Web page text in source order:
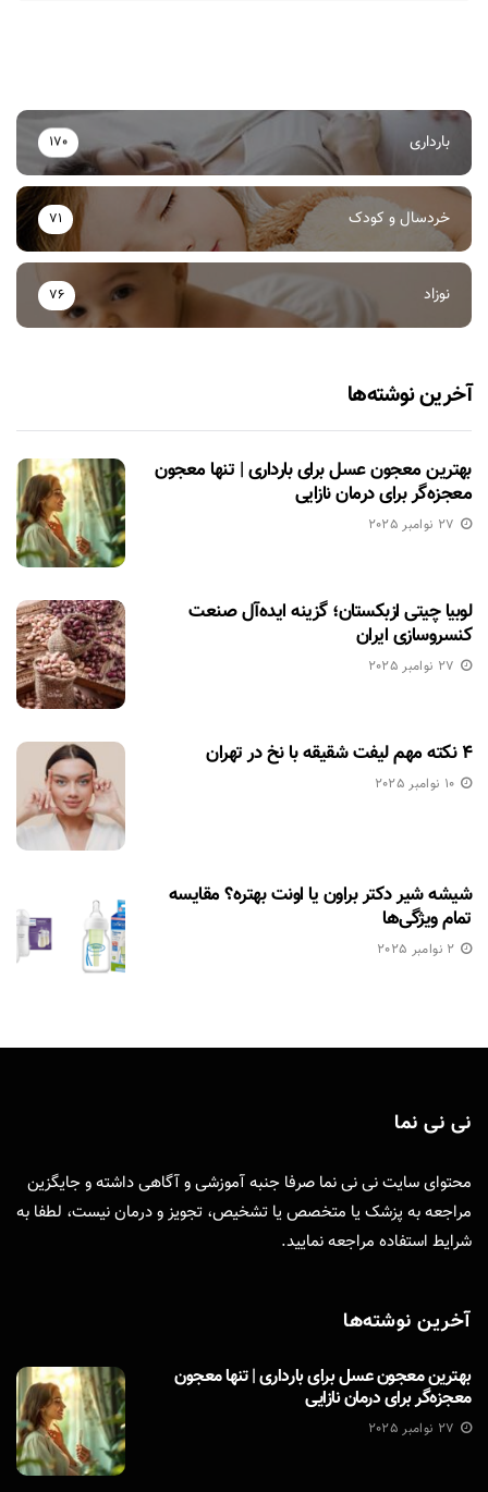
بارداری 170
خردسال و کودک 71
نوزاد 76
آخرین نوشته‌ها
بهترین معجون عسل برای بارداری | تنها معجون
معجزه‌گر برای درمان نازایی
27 نوامبر 2025
لوبیا چیتی ازبکستان؛ گزینه ایده‌آل صنعت
کنسروسازی ایران
27 نوامبر 2025
۴ نکته مهم لیفت شقیقه با نخ در تهران
10 نوامبر 2025
شیشه شیر دکتر براون یا اونت بهتره؟ مقایسه
تمام ویژگی‌ها
2 نوامبر 2025
نی نی نما
محتوای سایت نی نی نما صرفا جنبه آموزشی و آگاهی داشته و جایگزین
مراجعه به پزشک یا متخصص یا تشخیص، تجویز و درمان نیست، لطفا به
شرایط استفاده مراجعه نمایید.
آخرین نوشته‌ها
بهترین معجون عسل برای بارداری | تنها معجون
معجزه‌گر برای درمان نازایی
27 نوامبر 2025